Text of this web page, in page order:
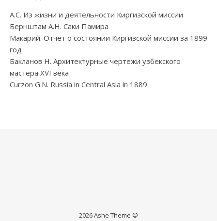
А.С. Из жизни и деятельности Киргизской миссии
Бернштам А.Н. Саки Памира
Макарий. Отчёт о состоянии Киргизской миссии за 1899
год
Бакланов Н. Архитектурные чертежи узбекского
мастера XVI века
Curzon G.N. Russia in Central Asia in 1889
2026 Ashe Theme ©